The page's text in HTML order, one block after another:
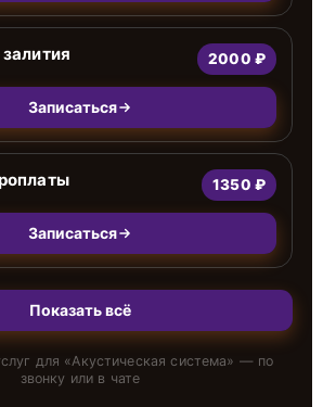
2000 ₽
Записаться
1350 ₽
Записаться
Показать всё
для «Акустическая система» — по
звонку или в чате